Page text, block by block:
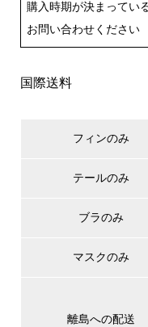
購入時期が決まってい
お問い合わせください
国際送料
フィンのみ
テールのみ
ブラのみ
マスクのみ
離島への配送